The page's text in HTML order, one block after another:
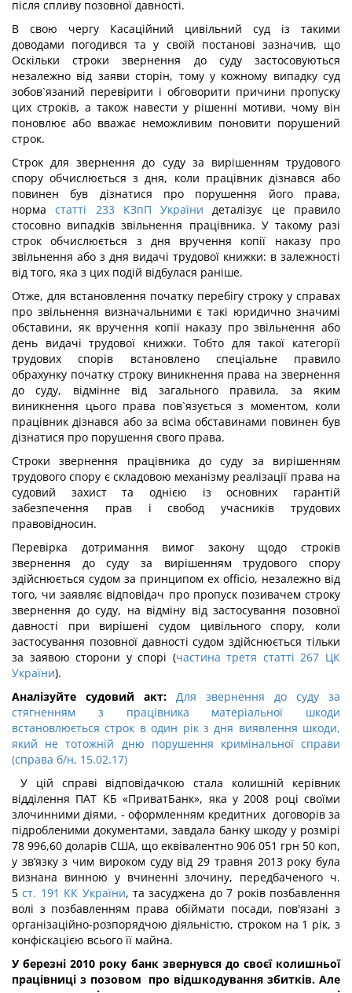
після спливу позовної давності.
В свою чергу Касаційний цивільний суд із такими
доводами погодився та у своїй постанові зазначив, що
Оскільки строки звернення до суду застосовуються
незалежно від заяви сторін, тому у кожному випадку суд
зобов`язаний перевірити і обговорити причини пропуску
цих строків, а також навести у рішенні мотиви, чому він
поновлює або вважає неможливим поновити порушений
строк.
Строк для звернення до суду за вирішенням трудового
спору обчислюється з дня, коли працівник дізнався або
повинен був дізнатися про порушення його права,
нормастатті 233 КЗпП України деталізує це правило
стосовно випадків звільнення працівника. У такому разі
строк обчислюється з дня вручення копії наказу про
звільнення або з дня видачі трудової книжки: в залежності
від того, яка з цих подій відбулася раніше.
Отже, для встановлення початку перебігу строку у справах
про звільнення визначальними є такі юридично значимі
обставини, як вручення копії наказу про звільнення або
день видачі трудової книжки. Тобто для такої категорії
трудових спорів встановлено спеціальне правило
обрахунку початку строку виникнення права на звернення
до суду, відмінне від загального правила, за яким
виникнення цього права пов`язується з моментом, коли
працівник дізнався або за всіма обставинами повинен був
дізнатися про порушення свого права.
Строки звернення працівника до суду за вирішенням
трудового спору є складовою механізму реалізації права на
судовий захист та однією із основних гарантій
забезпечення прав і свобод учасників трудових
правовідносин.
Перевірка дотримання вимог закону щодо строків
звернення до суду за вирішенням трудового спору
здійснюється судом за принципом ex officio, незалежно від
того, чи заявляє відповідач про пропуск позивачем строку
звернення до суду, на відміну від застосування позовної
давності при вирішені судом цивільного спору, коли
застосування позовної давності судом здійснюється тільки
за заявою сторони у спорі (частина третя статті 267 ЦК
України).
Аналізуйте судовий акт:
Для звернення до суду за
стягненням з працівника матеріальної шкоди
встановлюється строк в один рік з дня виявлення шкоди,
який не тотожній дню порушення кримінальної справи
(справа б/н, 15.02.17)
У цій справі відповідачкою стала колишній керівник
відділення ПАТ КБ «ПриватБанк», яка у 2008 році своїми
злочинними діями, - оформленням кредитних договорів за
підробленими документами, завдала банку шкоду у розмірі
78 996,60 доларів США, що еквівалентно 906 051 грн 50 коп,
у зв’язку з чим вироком суду від 29 травня 2013 року була
визнана винною у вчиненні злочину, передбаченого ч.
5ст. 191 КК України, та засуджена до 7 років позбавлення
волі з позбавленням права обіймати посади, пов'язані з
організаційно-розпорядчою діяльністю, строком на 1 рік, з
конфіскацією всього її майна.
У березні 2010 року банк звернувся до своєї колишньої
працівниці з позовом про відшкодування збитків. Але